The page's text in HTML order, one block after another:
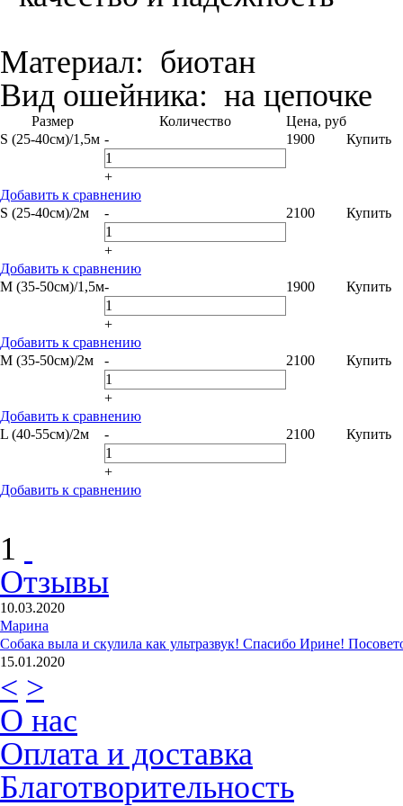
Материал: биотан
Вид ошейника: на цепочке
Размер Количество
Цена, руб
S (25-40см)/1,5м -
+
1900 Купить
Добавить к сравнению
S (25-40см)/2м
-
+
2100 Купить
Добавить к сравнению
M (35-50см)/1,5м-
+
1900 Купить
Добавить к сравнению
M (35-50см)/2м
-
+
2100 Купить
Добавить к сравнению
L (40-55см)/2м
-
+
2100 Купить
Добавить к сравнению
1
Отзывы
10.03.2020
Марина
Собака выла и скулила как ультразвук! Спасибо Ирине!
15.01.2020
Ксения
Искали определенный парфорс фирмы Sprenger, дешевле
27.06.2019
RobertNub
У Вас очень хороший сайт, мне понравилось!
19.05.2019
Надежда
< >
О нас
Оплата и доставка
Благотворительность